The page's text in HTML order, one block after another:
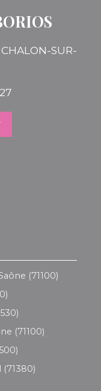
SUR-
(71100)
(71100)